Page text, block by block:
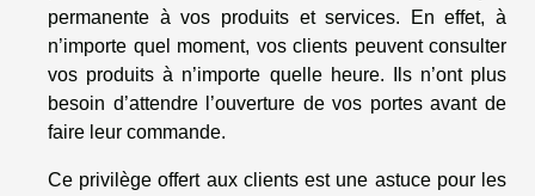
permanente à vos produits et services. En effet, à
n’importe quel moment, vos clients peuvent consulter
vos produits à n’importe quelle heure. Ils n’ont plus
besoin d’attendre l’ouverture de vos portes avant de
faire leur commande.
Ce privilège offert aux clients est une astuce pour les